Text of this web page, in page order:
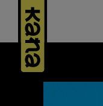
Panneau de gestion des